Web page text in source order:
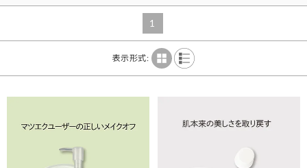
1
表示形式: